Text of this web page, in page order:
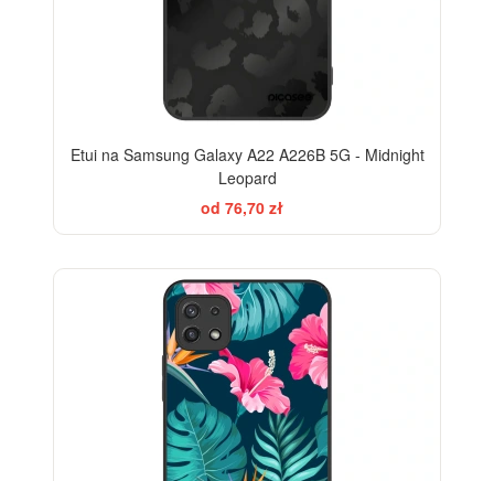
Etui na Samsung Galaxy A22 A226B 5G - Midnight
Leopard
od 76,70 zł